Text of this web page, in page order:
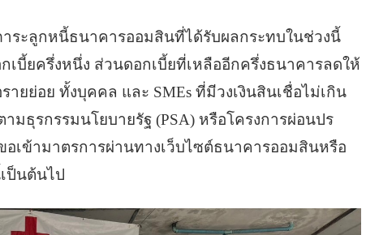
ระลูกหนี้ธนาคารออมสินที่ได้รับผลกระทบในช่วงนี้
เบี้ยครึ่งหนึ่ง ส่วนดอกเบี้ยที่เหลืออีกครึ่งธนาคารลดให้
ายย่อย ทั้งบุคคล และ SMEs ที่มีวงเงินสินเชื่อไม่เกิน
ธุรกรรมนโยบายรัฐ (PSA) หรือโครงการผ่อนปร
เข้ามาตรการผ่านทางเว็บไซต์ธนาคารออมสินหรือ
ป็นต้นไป